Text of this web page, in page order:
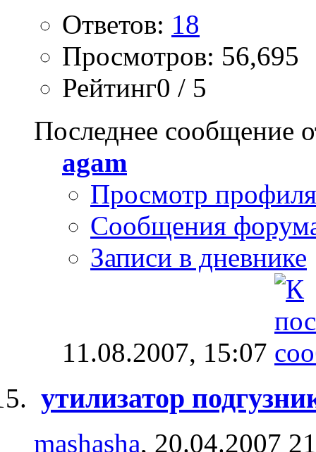
Ответов: 18
Просмотров: 56,695
Рейтинг0 / 5
Последнее сообщение
agam
Просмотр профиля
Сообщения
Записи в дневнике
11.08.2007, 15:07
утилизатор
mashasha, 20.04.2007